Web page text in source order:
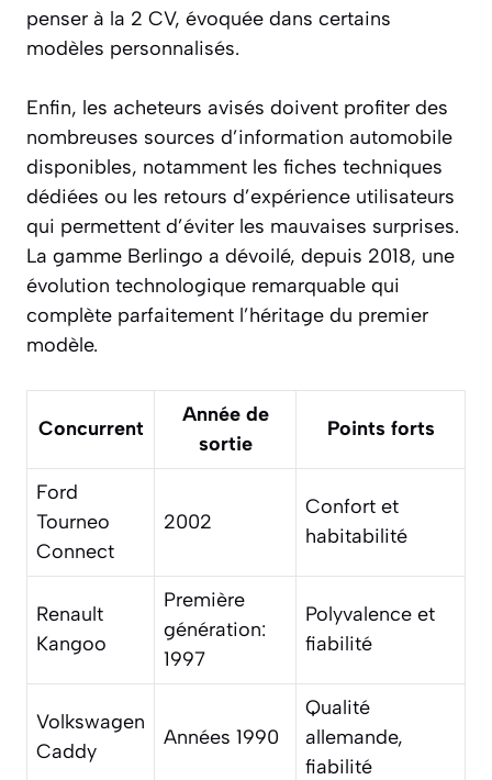
penser à la 2 CV, évoquée dans certains
modèles personnalisés.
Enfin, les acheteurs avisés doivent profiter des
nombreuses sources d’information automobile
disponibles, notamment les fiches techniques
dédiées ou les retours d’expérience utilisateurs
qui permettent d’éviter les mauvaises surprises.
La gamme Berlingo a dévoilé, depuis 2018, une
évolution technologique remarquable qui
complète parfaitement l’héritage du premier
modèle.
Concurrent
Année de
sortie
Points forts
Ford
Tourneo
Connect
2002
Confort et
habitabilité
Renault
Kangoo
Première
génération:
1997
Polyvalence et
fiabilité
Volkswagen
Caddy
Années 1990
Qualité
allemande,
fiabilité